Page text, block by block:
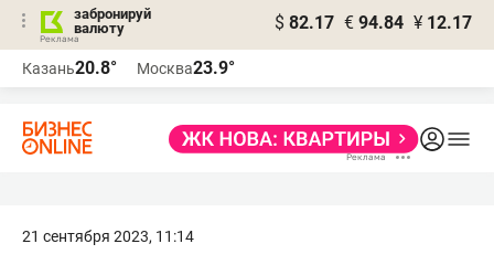
забронируй
валюту
$ 82.17 € 94.84 ¥ 12.17
Казань20.8° Москва23.9°
21 сентября 2023, 11:14